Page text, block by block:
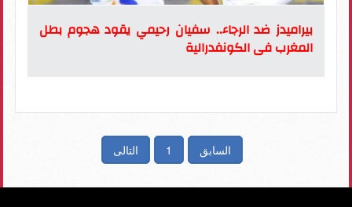
بيراميدز ضد الرجاء.. سفيان رحيمي يقود هجوم بطل
المغرب فى الكونفدرالية
السابق 1 التالى